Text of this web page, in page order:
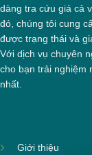
dàng tra cứu giá cả
đó, chúng tôi cung
được trạng thái và
Với dịch vụ chuyên
cho bạn trải nghiệm
nhất.
Giới thiệu